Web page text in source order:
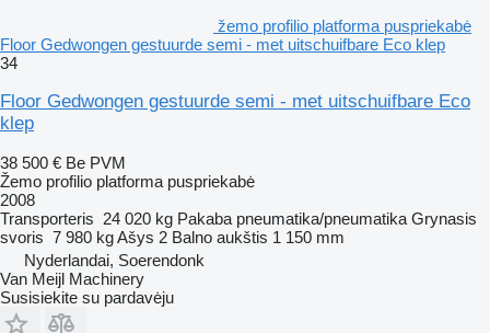
žemo profilio platforma puspriekabė
Floor Gedwongen gestuurde semi - met uitschuifbare Eco klep
34
Floor Gedwongen gestuurde semi - met uitschuifbare Eco
klep
38 500 € Be PVM
Žemo profilio platforma puspriekabė
2008
Transporteris 24 020 kg Pakaba pneumatika/pneumatika Grynasis
svoris 7 980 kgAšys 2 Balno aukštis 1 150 mm
Nyderlandai, Soerendonk
Van Meijl Machinery
Susisiekite su pardavėju